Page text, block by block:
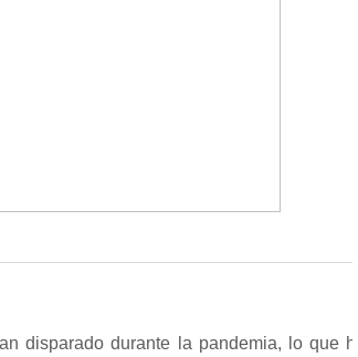
disparado durante la pandemia, lo que ha